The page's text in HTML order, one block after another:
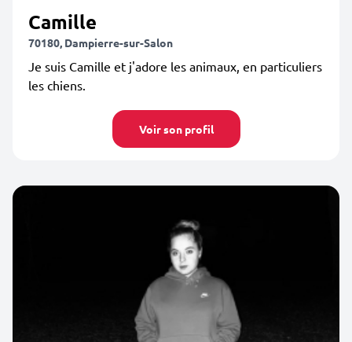
Camille
70180, Dampierre-sur-Salon
Je suis Camille et j'adore les animaux, en particuliers
les chiens.
Voir son profil